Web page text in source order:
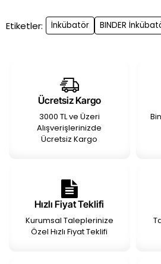
Etiketler: İnkübatör BINDER
Ücretsiz Kargo
3000 TL ve Üzeri
Alışverişlerinizde
Ücretsiz Kargo
Hızlı Fiyat Teklifi
Kurumsal Taleplerinize
Özel Hızlı Fiyat Teklifi